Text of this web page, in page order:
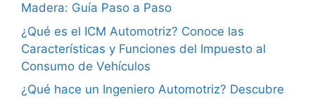
Madera: Guía Paso a Paso
¿Qué es el ICM Automotriz? Conoce las
Características y Funciones del Impuesto al
Consumo de Vehículos
¿Qué hace un Ingeniero Automotriz? Descubre